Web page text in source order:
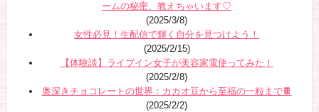
ームの秘密、教えちゃいます♡
(2025/3/8)
女性必見！生配信で輝く自分を見つけよう！
(2025/2/15)
【体験談】ライブイン女子が美容家電使ってみた！
(2025/2/8)
奥深きチョコレートの世界：カカオ豆から至福の一粒まで🍫
(2025/2/2)